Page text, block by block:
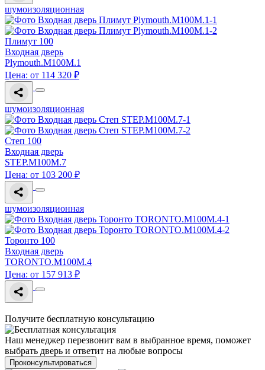
шумоизоляционная
Плимут 100
Входная дверь
Plymouth.M100M.1
Цена: от 114 320 ₽
шумоизоляционная
Степ 100
Входная дверь
STEP.M100M.7
Цена: от 103 200 ₽
шумоизоляционная
Торонто 100
Входная дверь
TORONTO.M100M.4
Цена: от 157 913 ₽
Получите бесплатную консультацию
Наш менеджер перезвонит вам в выбранное время, поможет
выбрать дверь и ответит на любые вопросы
Проконсультироваться